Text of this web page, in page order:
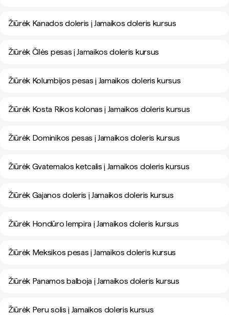
Žiūrėk Kanados doleris į Jamaikos doleris kursus
Žiūrėk Čilės pesas į Jamaikos doleris kursus
Žiūrėk Kolumbijos pesas į Jamaikos doleris kursus
Žiūrėk Kosta Rikos kolonas į Jamaikos doleris kursus
Žiūrėk Dominikos pesas į Jamaikos doleris kursus
Žiūrėk Gvatemalos ketcalis į Jamaikos doleris kursus
Žiūrėk Gajanos doleris į Jamaikos doleris kursus
Žiūrėk Hondūro lempira į Jamaikos doleris kursus
Žiūrėk Meksikos pesas į Jamaikos doleris kursus
Žiūrėk Panamos balboja į Jamaikos doleris kursus
Žiūrėk Peru solis į Jamaikos doleris kursus